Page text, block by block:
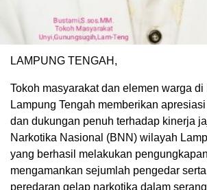
LAMPUNG TENGAH,
Tokoh masyarakat dan elemen warga di
Lampung Tengah memberikan
dan dukungan penuh terhadap kinerja
Narkotika Nasional (BNN) wilayah
yang berhasil melakukan
mengamankan sejumlah pengedar
peredaran gelap narkotika dalam